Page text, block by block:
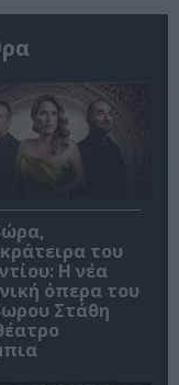
του
Η νέα
όπερα του
Στάθη